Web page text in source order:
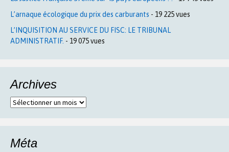
L’arnaque écologique du prix des carburants - 19 225 vues
L’INQUISITION AU SERVICE DU FISC: LE TRIBUNAL
ADMINISTRATIF. - 19 075 vues
Archives
Archives
Méta